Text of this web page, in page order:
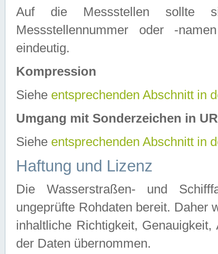
Auf die Messstellen sollte
Messstellennummer oder -
eindeutig.
Kompression
Siehe entsprechenden Abschnitt in
Umgang mit Sonderzeichen in
Siehe entsprechenden Abschnitt in
Haftung und Lizenz
Die Wasserstraßen- und
ungeprüfte Rohdaten bereit. Daher
inhaltliche Richtigkeit,
der Daten übernommen.